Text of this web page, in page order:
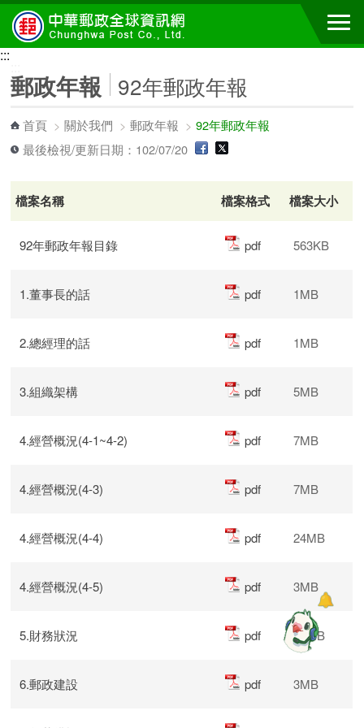
跳到主要內容區塊
:::
郵政年報 92年郵政年報
首頁 >關於我們 >郵政年報 >92年郵政年報
最後檢視/更新日期：102/07/20
檔案名稱 檔案格式 檔案大小
92年郵政年報目錄 pdf 563KB
1.董事長的話 pdf 1MB
2.總經理的話 pdf 1MB
3.組織架構 pdf 5MB
4.經營概況(4-1~4-2) pdf 7MB
4.經營概況(4-3) pdf 7MB
4.經營概況(4-4) pdf 24MB
4.經營概況(4-5) pdf 3MB
5.財務狀況 pdf 13MB
6.郵政建設 pdf 3MB